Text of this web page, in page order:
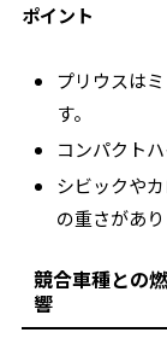
ポイント
プリウスは
す。
コンパクト
シビックや
の重さがあり
競合車種との
響